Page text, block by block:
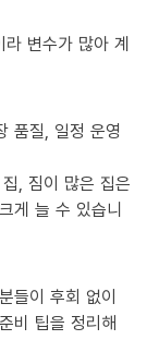
라 변수가 많아 계
품질, 일정 운영
, 짐이 많은 집은
게 늘 수 있습니
들이 후회 없이
비 팁을 정리해